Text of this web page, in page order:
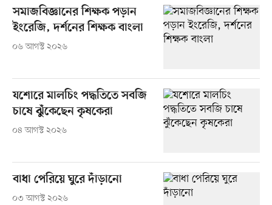
সমাজবিজ্ঞানের শিক্ষক পড়ান
ইংরেজি, দর্শনের শিক্ষক বাংলা
০৬ আগস্ট ২০২৬
যশোরে মালচিং পদ্ধতিতে সবজি
চাষে ঝুঁকেছেন কৃষকেরা
০৪ আগস্ট ২০২৬
বাধা পেরিয়ে ঘুরে দাঁড়ানো
০৩ আগস্ট ২০২৬